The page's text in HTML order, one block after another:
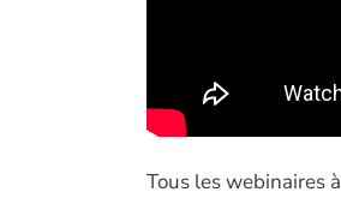
Tous les webinaires à